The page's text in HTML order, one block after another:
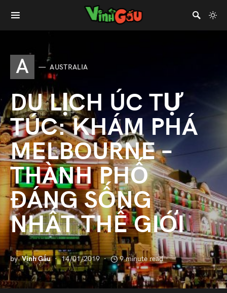
A AUSTRALIA
DU LỊCH ÚC TỰ
TÚC: KHÁM PHÁ
MELBOURNE –
THÀNH PHỐ
ĐÁNG SỐNG
NHẤT THẾ GIỚI
by Vinh Gấu 14/01/2019 9 minute read